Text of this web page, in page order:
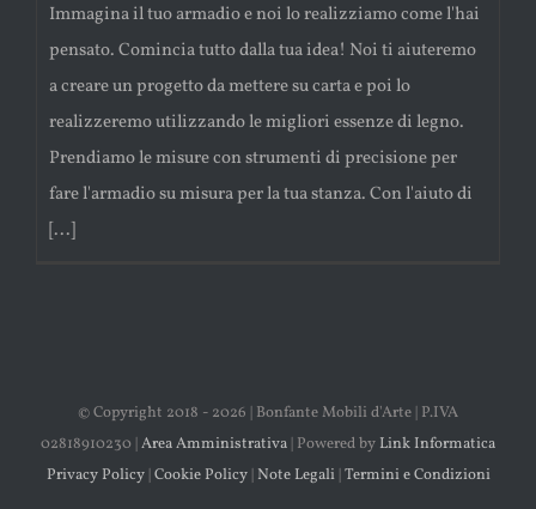
Immagina il tuo armadio e noi lo realizziamo come l'hai
pensato. Comincia tutto dalla tua idea! Noi ti aiuteremo
a creare un progetto da mettere su carta e poi lo
realizzeremo utilizzando le migliori essenze di legno.
Prendiamo le misure con strumenti di precisione per
fare l'armadio su misura per la tua stanza. Con l'aiuto di
[...]
© Copyright 2018 - 2026 | Bonfante Mobili d'Arte | P.IVA
02818910230 |Area Amministrativa | Powered by Link Informatica
Privacy Policy|Cookie Policy| Note Legali|Termini e Condizioni